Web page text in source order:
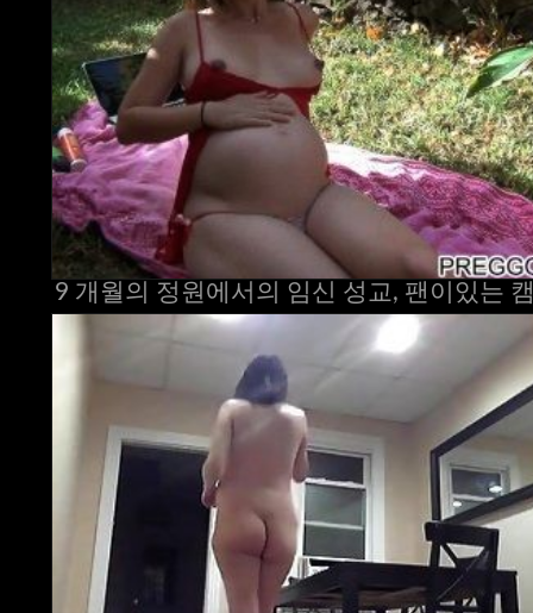
9 개월의 정원에서의 임신 성교, 팬이있는